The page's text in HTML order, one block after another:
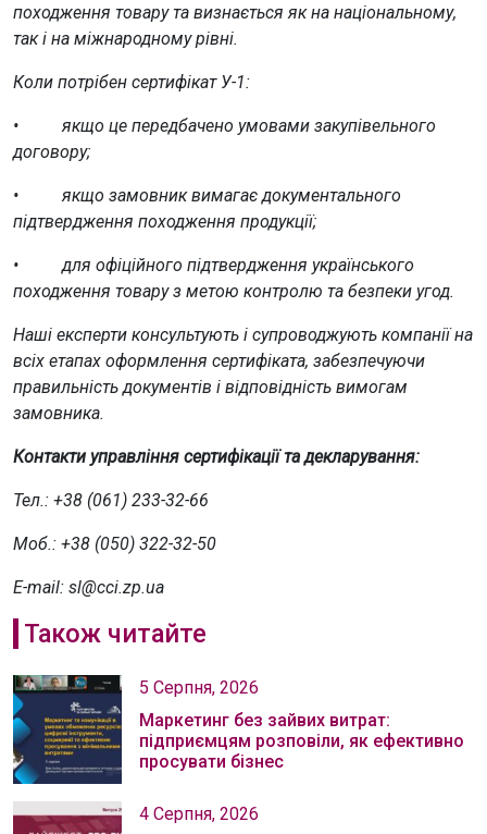
походження товару та визнається як на національному,
так і на міжнародному рівні.
Коли потрібен сертифікат У-1:
• якщо це передбачено умовами закупівельного
договору;
• якщо замовник вимагає документального
підтвердження походження продукції;
• для офіційного підтвердження українського
походження товару з метою контролю та безпеки угод.
Наші експерти консультують і супроводжують компанії на
всіх етапах оформлення сертифіката, забезпечуючи
правильність документів і відповідність вимогам
замовника.
Контакти управління сертифікації та декларування:
Тел.: +38 (061) 233-32-66
Моб.: +38 (050) 322-32-50
E-mail: sl@cci.zp.ua
Також читайте
5 Серпня, 2026
Маркетинг без зайвих витрат:
підприємцям розповіли, як ефективно
просувати бізнес
4 Серпня, 2026